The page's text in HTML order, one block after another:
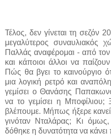
Τέλος, δεν γίνεται τη σεζόν
μεγαλύτερος συναυλιακός
Παλλάς αναφέρομαι - από
και κάποιοι άλλοι να
Πώς θα βγει το καινούργιο
μια λογική ρετρό και
γεμίσει ο Θανάσης
να το γεμίσει η
βλέπουμε. Μήπως ήξερε
γινόταν Νταλάρας; Κι
δόθηκε η δυνατότητα να